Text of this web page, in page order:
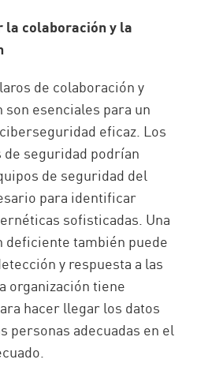
la colaboración y la
de colaboración y
esenciales para un
eficaz. Los
de seguridad podrían
de seguridad del
para identificar
sofisticadas. Una
deficiente también puede
y respuesta a las
organización tiene
hacer llegar los datos
personas adecuadas en el